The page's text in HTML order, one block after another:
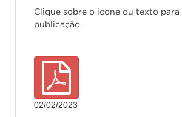
Clique sobre o icone ou texto para
publicação.
02/02/2023